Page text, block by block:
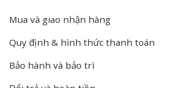
Mua và giao nhận hàng
Quy định & hình thức thanh toán
Bảo hành và bảo trì